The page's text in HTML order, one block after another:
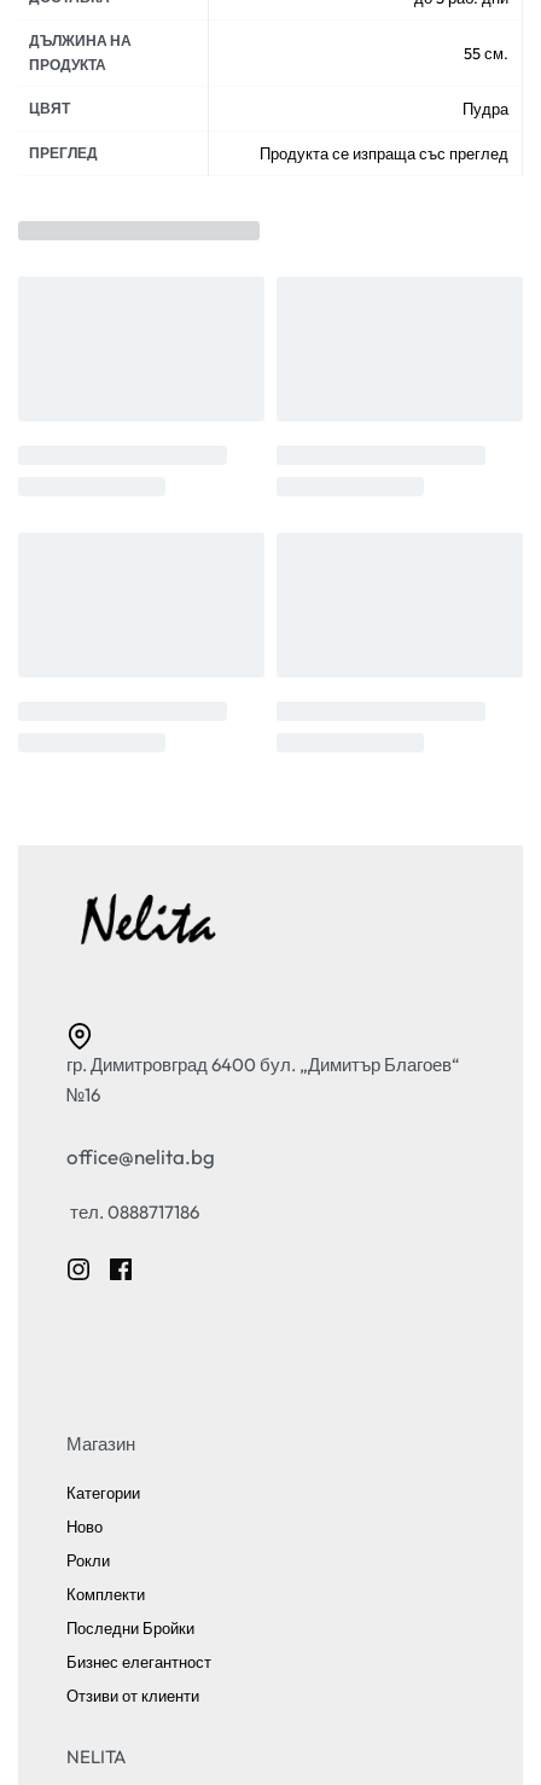
ДЪЛЖИНА НА
ПРОДУКТА
55 см.
ЦВЯТ Пудра
ПРЕГЛЕД Продукта се изпраща със преглед
гр. Димитровград 6400 бул. „Димитър Благоев“
№16
office@nelita.bg
тел. 0888717186
Магазин
Категории
Ново
Рокли
Комплекти
Последни Бройки
Бизнес елегантност
Отзиви от клиенти
NELITA